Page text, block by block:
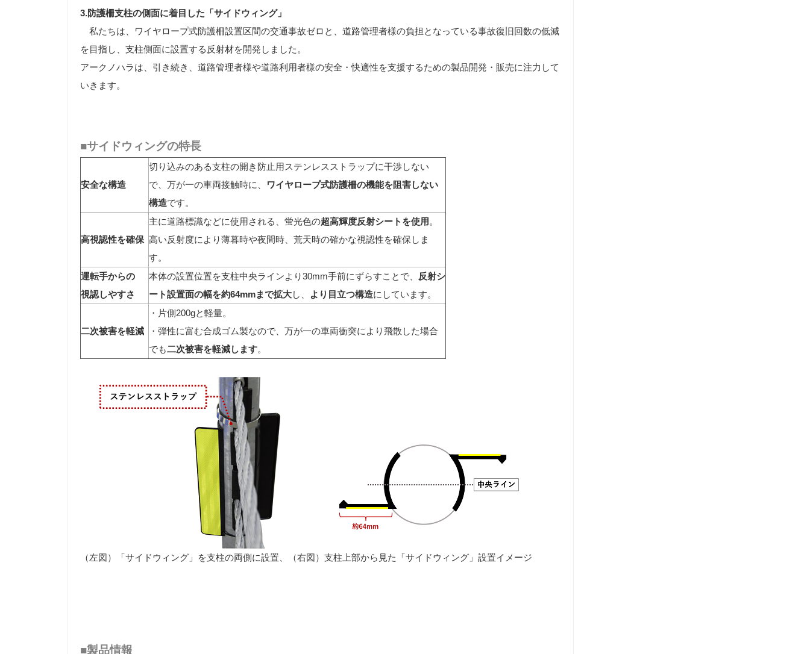
3.防護柵支柱の側面に着目した「サイドウィング」
私たちは、ワイヤロープ式防護柵設置区間の交通事故ゼロと、道路管理者様の負担となっている事故復旧回数の低減
を目指し、支柱側面に設置する反射材を開発しました。
アークノハラは、引き続き、道路管理者様や道路利用者様の安全・快適性を支援するための製品開発・販売に注力して
いきます。
■サイドウィングの特長
安全な構造
切り込みのある支柱の開き防止用ステンレスストラップに干渉しない
で、万が一の車両接触時に、
ワイヤロープ式防護柵の機能を阻害しない
構造です。
高視認性を確保
主に道路標識などに使用される、蛍光色の超高輝度反射シートを使用 。
高い反射度により薄暮時や夜間時、荒天時の確かな視認性を確保しま
す。
運転手からの
視認しやすさ
本体の設置位置を支柱中央ラインより30mm手前にずらすことで、
反射シ
ート設置面の幅を約64mmまで拡大し、 より目立つ構造にしています。
二次被害を軽減
・片側200gと軽量。
・弾性に富む合成ゴム製なので、万が一の車両衝突により飛散した場合
でも二次被害を軽減します。
（左図）「サイドウィング」を支柱の両側に設置、（右図）支柱上部から見た「サイドウィング」設置イメージ
■製品情報